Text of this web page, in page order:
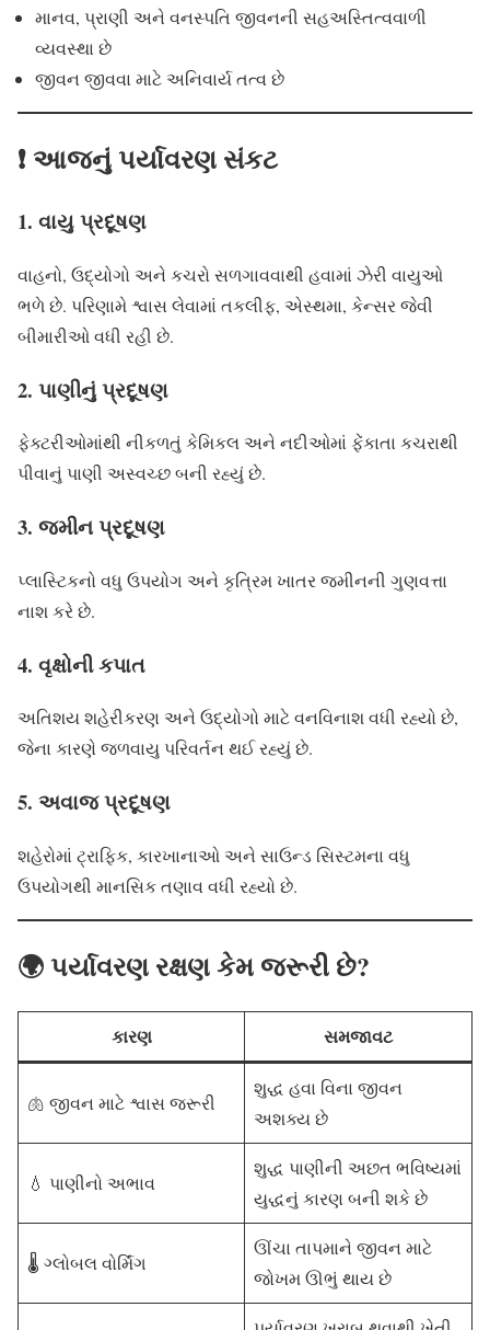
માનવ, પ્રાણી અને વનસ્પતિ જીવનની સહઅસ્તિત્વવાળી
વ્યવસ્થા છે
જીવન જીવવા માટે અનિવાર્ય તત્વ છે
❗ આજનું પર્યાવરણ સંકટ
1. વાયુ પ્રદૂષણ
વાહનો, ઉદ્યોગો અને કચરો સળગાવવાથી હવામાં ઝેરી વાયુઓ
ભળે છે. પરિણામે શ્વાસ લેવામાં તકલીફ, એસ્થમા, કેન્સર જેવી
બીમારીઓ વધી રહી છે.
2. પાણીનું પ્રદૂષણ
ફેક્ટરીઓમાંથી નીકળતું કેમિકલ અને નદીઓમાં ફેંકાતા કચરાથી
પીવાનું પાણી અસ્વચ્છ બની રહ્યું છે.
3. જમીન પ્રદૂષણ
પ્લાસ્ટિકનો વધુ ઉપયોગ અને કૃત્રિમ ખાતર જમીનની ગુણવત્તા
નાશ કરે છે.
4. વૃક્ષોની કપાત
અતિશય શહેરીકરણ અને ઉદ્યોગો માટે વનવિનાશ વધી રહ્યો છે,
જેના કારણે જળવાયુ પરિવર્તન થઈ રહ્યું છે.
5. અવાજ પ્રદૂષણ
શહેરોમાં ટ્રાફિક, કારખાનાઓ અને સાઉન્ડ સિસ્ટમના વધુ
ઉપયોગથી માનસિક તણાવ વધી રહ્યો છે.
🌍 પર્યાવરણ રક્ષણ કેમ જરૂરી છે?
કારણ સમજાવટ
🫁 જીવન માટે શ્વાસ જરૂરી
શુદ્ધ હવા વિના જીવન
અશક્ય છે
💧 પાણીનો અભાવ
શુદ્ધ પાણીની અછત ભવિષ્યમાં
યુદ્ધનું કારણ બની શકે છે
🌡️ ગ્લોબલ વોર્મિંગ
ઊંચા તાપમાને જીવન માટે
જોખમ ઊભું થાય છે